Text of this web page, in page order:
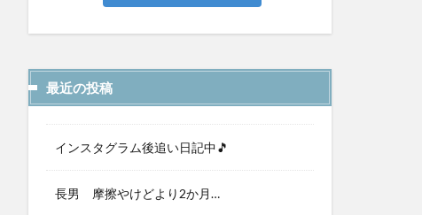
最近の投稿
インスタグラム後追い日記中🎵
長男 摩擦やけどより2か月…